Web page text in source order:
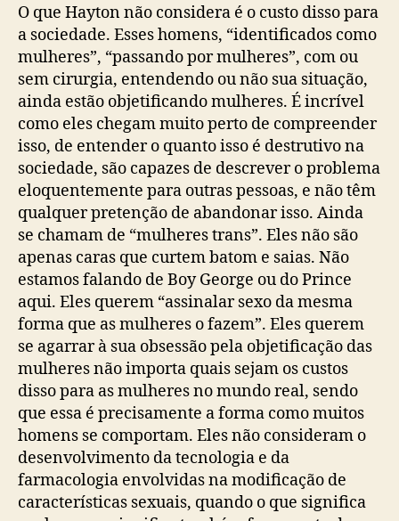
O que Hayton não considera é o custo disso para
a sociedade. Esses homens, “identificados como
mulheres”, “passando por mulheres”, com ou
sem cirurgia, entendendo ou não sua situação,
ainda estão objetificando mulheres. É incrível
como eles chegam muito perto de compreender
isso, de entender o quanto isso é destrutivo na
sociedade, são capazes de descrever o problema
eloquentemente para outras pessoas, e não têm
qualquer pretenção de abandonar isso. Ainda
se chamam de “mulheres trans”. Eles não são
apenas caras que curtem batom e saias. Não
estamos falando de Boy George ou do Prince
aqui. Eles querem “assinalar sexo da mesma
forma que as mulheres o fazem”. Eles querem
se agarrar à sua obsessão pela objetificação das
mulheres não importa quais sejam os custos
disso para as mulheres no mundo real, sendo
que essa é precisamente a forma como muitos
homens se comportam. Eles não consideram o
desenvolvimento da tecnologia e da
farmacologia envolvidas na modificação de
características sexuais, quando o que significa